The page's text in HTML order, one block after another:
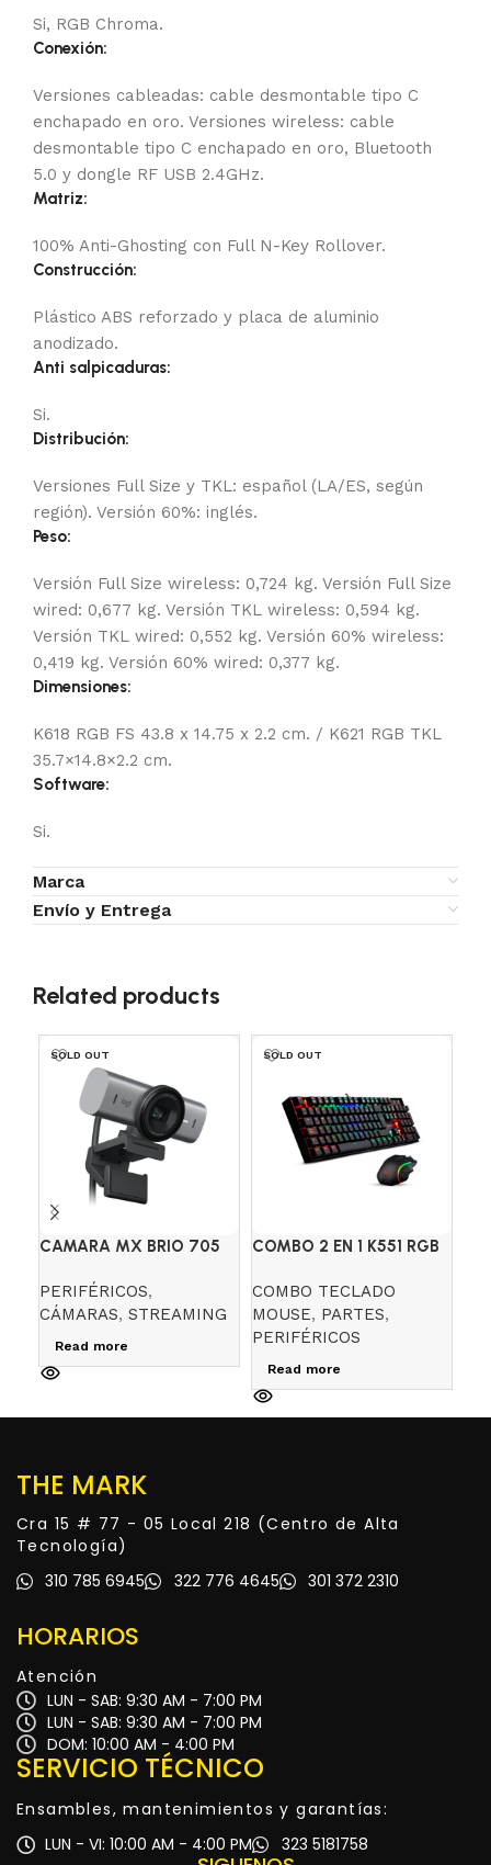
Si, RGB Chroma.
Conexión:
Versiones cableadas: cable desmontable tipo C
enchapado en oro. Versiones wireless: cable
desmontable tipo C enchapado en oro, Bluetooth
5.0 y dongle RF USB 2.4GHz.
Matriz:
100% Anti-Ghosting con Full N-Key Rollover.
Construcción:
Plástico ABS reforzado y placa de aluminio
anodizado.
Anti salpicaduras:
Si.
Distribución:
Versiones Full Size y TKL: español (LA/ES, según
región). Versión 60%: inglés.
Peso:
Versión Full Size wireless: 0,724 kg. Versión Full Size
wired: 0,677 kg. Versión TKL wireless: 0,594 kg.
Versión TKL wired: 0,552 kg. Versión 60% wireless:
0,419 kg. Versión 60% wired: 0,377 kg.
Dimensiones:
K618 RGB FS 43.8 x 14.75 x 2.2 cm. / K621 RGB TKL
35.7×14.8×2.2 cm.
Software:
Si.
Marca
Envío y Entrega
Related products
SOLD OUT
CAMARA MX BRIO 705
PERIFÉRICOS,
CÁMARAS, STREAMING
Read more
SOLD OUT
COMBO 2 EN 1 K551 RGB
REDRAGON
COMBO TECLADO
MOUSE, PARTES,
PERIFÉRICOS
Read more
THE MARK
Cra 15 # 77 - 05 Local 218 (Centro de Alta
Tecnología)
310 785 6945
322 776 4645 301 372 2310
HORARIOS
Atención
LUN - SAB: 9:30 AM - 7:00 PM
LUN - SAB: 9:30 AM - 7:00 PM
DOM: 10:00 AM - 4:00 PM
SERVICIO TÉCNICO
Ensambles, mantenimientos y garantías:
LUN - VI: 10:00 AM - 4:00 PM
323 5181758